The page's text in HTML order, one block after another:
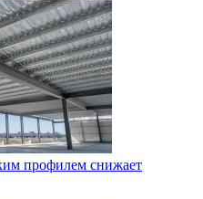
профилем снижает